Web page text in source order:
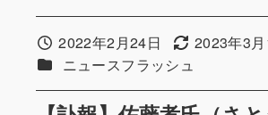
投稿日2022年2月24日 更新日2023年3
カテゴリー
ニュースフラッシュ